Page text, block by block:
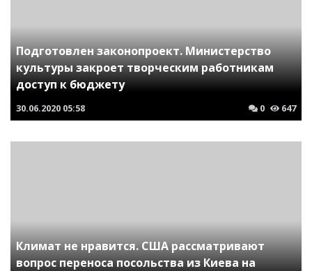
Подготовлен законопроект. Министерство
культуры закроет творческим работникам
доступ к бюджету
30.06.2020 05:58 0 647
Климат не нравится. США рассматривают
вопрос переноса посольства из Киева на